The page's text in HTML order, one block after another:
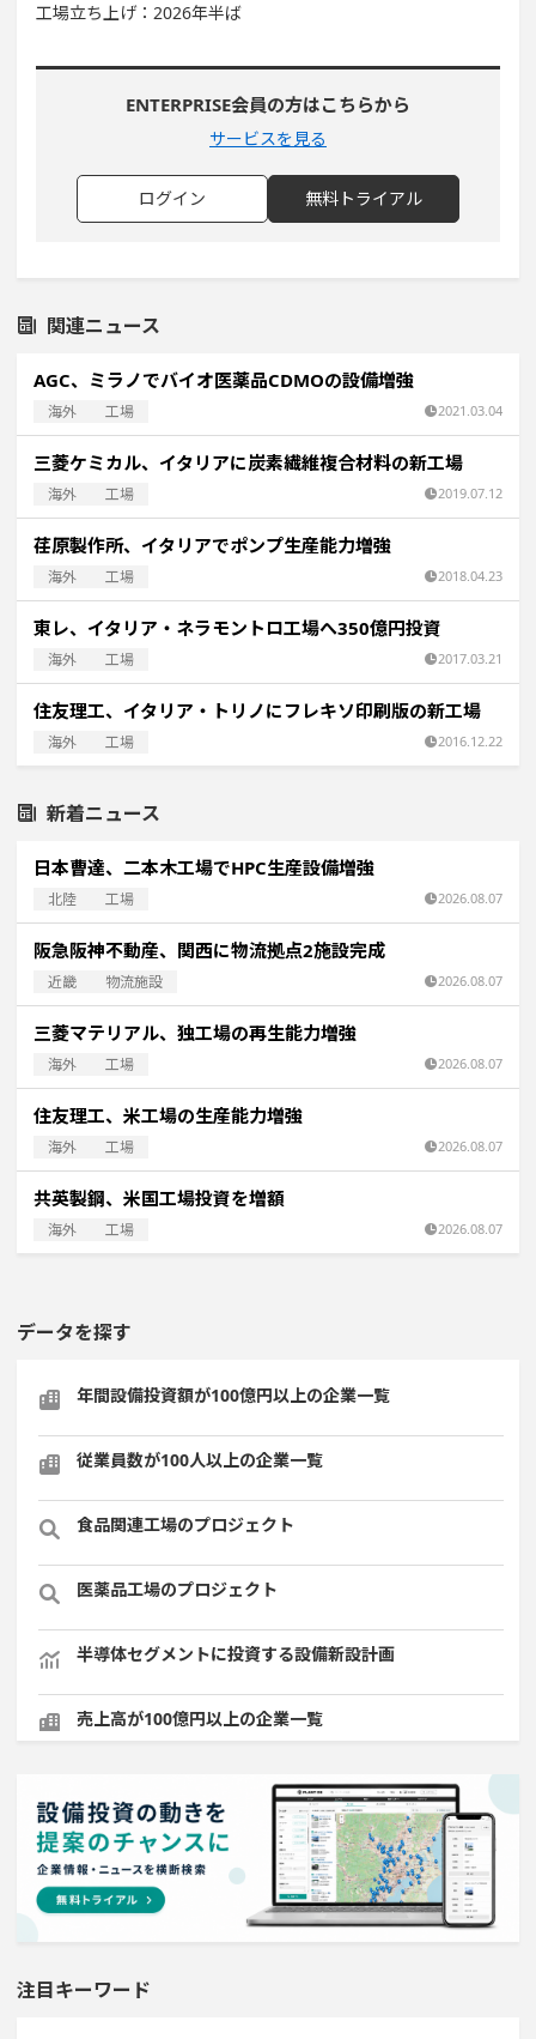
工場立ち上げ：2026年半ば
ENTERPRISE会員の方はこちらから
サービスを見る
ログイン 無料トライアル
関連ニュース
AGC、ミラノでバイオ医薬品CDMOの設備増強
海外 工場 2021.03.04
三菱ケミカル、イタリアに炭素繊維複合材料の新工場
海外 工場 2019.07.12
荏原製作所、イタリアでポンプ生産能力増強
海外 工場 2018.04.23
東レ、イタリア・ネラモントロ工場へ350億円投資
海外 工場 2017.03.21
住友理工、イタリア・トリノにフレキソ印刷版の新工場
海外 工場 2016.12.22
新着ニュース
日本曹達、二本木工場でHPC生産設備増強
北陸 工場 2026.08.07
阪急阪神不動産、関西に物流拠点2施設完成
近畿 物流施設 2026.08.07
三菱マテリアル、独工場の再生能力増強
海外 工場 2026.08.07
住友理工、米工場の生産能力増強
海外 工場 2026.08.07
共英製鋼、米国工場投資を増額
海外 工場 2026.08.07
データを探す
年間設備投資額が100億円以上の企業一覧
従業員数が100人以上の企業一覧
食品関連工場のプロジェクト
医薬品工場のプロジェクト
半導体セグメントに投資する設備新設計画
売上高が100億円以上の企業一覧
稼働から約10年経過プロジェクト
直近3か月以内に完成プロジェクト
直近3か月以内に着工プロジェクト
金融・保険事業を営む会社で10億円以上投資する設備新
設計画
注目キーワード